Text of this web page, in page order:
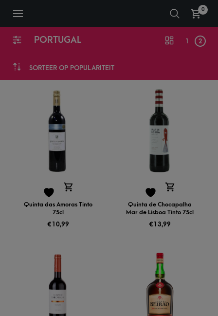
0
PORTUGAL
SORTEER OP POPULARITEIT
1 2
Quinta das Amoras Tinto
75cl
€ 10,99
Quinta de Chocapalha
Mar de Lisboa Tinto 75cl
€ 13,99